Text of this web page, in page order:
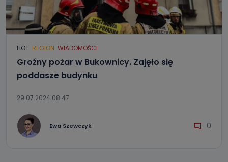
HOT REGION WIADOMOŚCI
Groźny pożar w Bukownicy. Zajęło się
poddasze budynku
29.07.2024 08:47
Ewa Szewczyk 0